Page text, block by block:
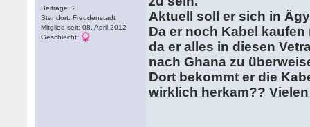
Beiträge: 2
Standort: Freudenstadt
Mitglied seit: 08. April 2012
Geschlecht:
Aktuell soll er sich in
Da er noch Kabel
da er alles in diesen
nach Ghana zu
Dort bekommt er die
wirklich herkam??